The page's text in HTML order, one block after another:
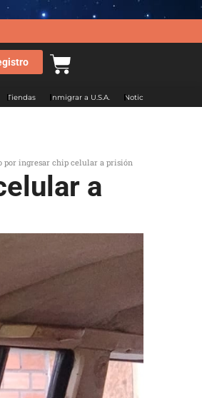
Tiendas Inmigrar a U.S.A. Noticias Argentina
por ingresar chip celular a prisión
a